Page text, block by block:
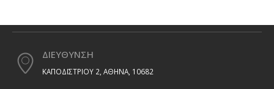
ΔΙΕΥΘΥΝΣΗ
ΚΑΠΟΔΙΣΤΡΙΟΥ 2, ΑΘΗΝΑ, 10682